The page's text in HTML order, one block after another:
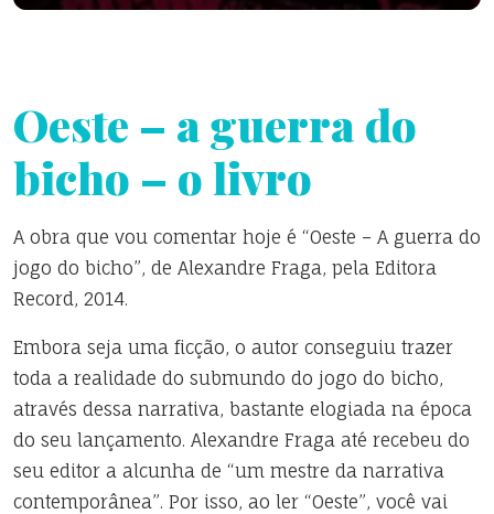
Oeste – a guerra do
bicho – o livro
A obra que vou comentar hoje é “Oeste – A guerra do
jogo do bicho”, de Alexandre Fraga, pela Editora
Record, 2014.
Embora seja uma ficção, o autor conseguiu trazer
toda a realidade do submundo do jogo do bicho,
através dessa narrativa, bastante elogiada na época
do seu lançamento. Alexandre Fraga até recebeu do
seu editor a alcunha de “um mestre da narrativa
contemporânea”. Por isso, ao ler “Oeste”, você vai